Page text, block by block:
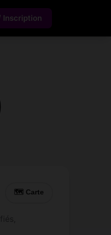
Inscription
🗺 Carte